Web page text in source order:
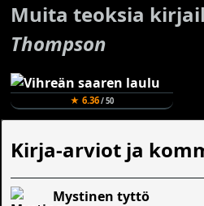
Muita teoksia
Thompson
★ 6.36/ 50
Kirja-arviot ja
Mystinen tyttö